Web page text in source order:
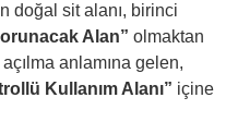
doğal sit alanı, birinci
Alan” olmaktan
anlamına gelen,
Kullanım Alanı” içine